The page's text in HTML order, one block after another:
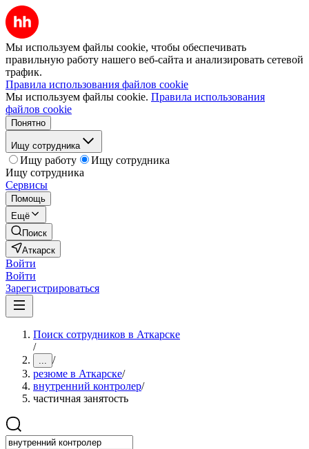
Мы используем файлы cookie, чтобы обеспечивать
правильную работу нашего веб-сайта и анализировать сетевой
трафик.
Правила использования файлов cookie
Мы используем файлы cookie. Правила использования
файлов cookie
Понятно
Ищу сотрудника
Ищу работу
Ищу сотрудника
Ищу сотрудника
Сервисы
Помощь
Ещё
Поиск
Аткарск
Войти
Войти
Зарегистрироваться
Поиск сотрудников в Аткарске
/
... /
резюме в Аткарске/
внутренний контролер/
частичная занятость